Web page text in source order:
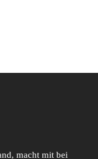
macht mit bei